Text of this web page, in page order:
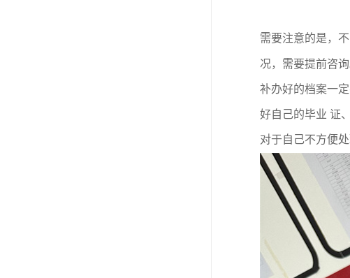
需要注意的是，
况，需要提前咨询
补办好的档案一
好自己的毕业 证
对于自己不方便